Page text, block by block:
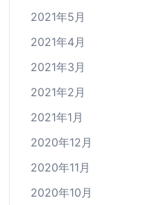
2021年5月
2021年4月
2021年3月
2021年2月
2021年1月
2020年12月
2020年11月
2020年10月